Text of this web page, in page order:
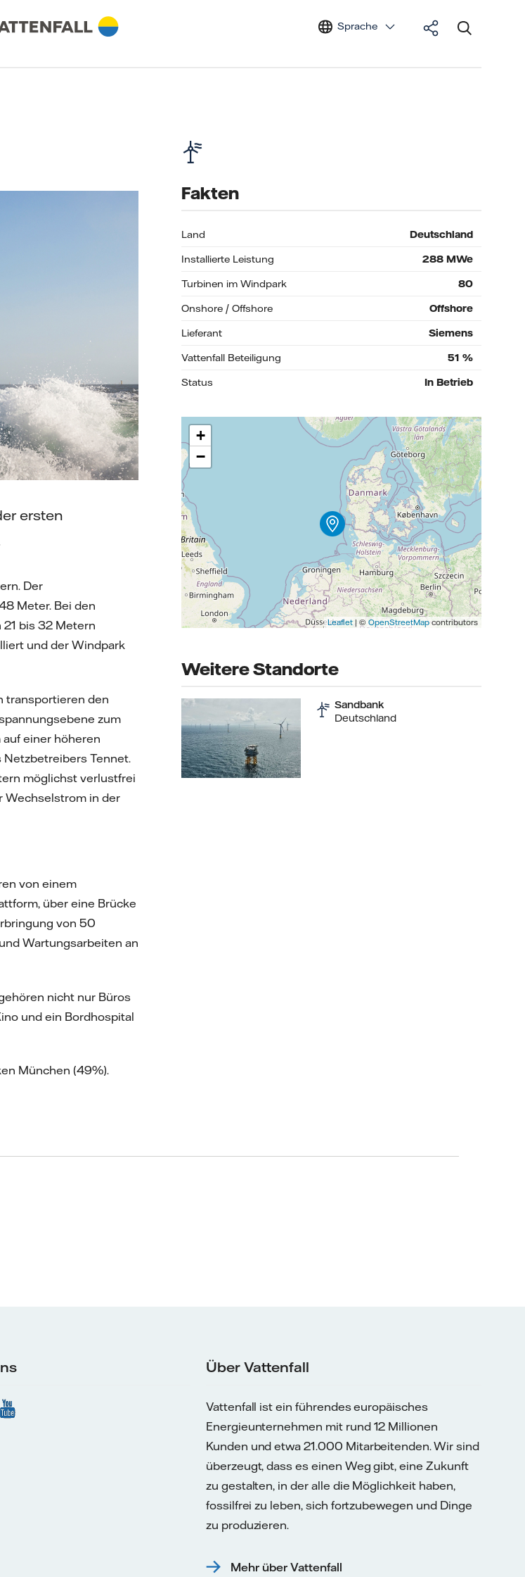
Sprache
ersten
Der
Meter. Bei den
bis 32 Metern
und der Windpark
transportieren den
zum
einer höheren
Tennet.
möglichst verlustfrei
Wechselstrom in der
von einem
über eine Brücke
von 50
Wartungsarbeiten an
nicht nur Büros
und ein Bordhospital
München (49%).
Fakten
Land
Deutschland
Installierte Leistung
288MWe
Turbinen im Windpark
80
Onshore / Offshore
Offshore
Lieferant
Siemens
Vattenfall Beteiligung
51%
Status
In Betrieb
+
−
Leaflet | © OpenStreetMap contributors
Weitere Standorte
Sandbank
Deutschland
Über Vattenfall
Vattenfall ist ein führendes europäisches
Energieunternehmen mit rund 12 Millionen
Kunden und etwa 21.000 Mitarbeitenden. Wir sind
überzeugt, dass es einen Weg gibt, eine Zukunft
zu gestalten, in der alle die Möglichkeit haben,
fossilfrei zu leben, sich fortzubewegen und Dinge
zu produzieren.
Mehr über Vattenfall